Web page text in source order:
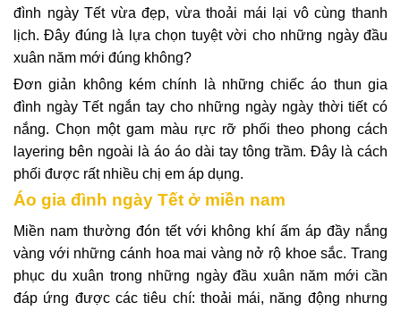
đình ngày Tết vừa đẹp, vừa thoải mái lại vô cùng thanh
lịch. Đây đúng là lựa chọn tuyệt vời cho những ngày đầu
xuân năm mới đúng không?
Đơn giản không kém chính là những chiếc áo thun gia
đình ngày Tết ngắn tay cho những ngày ngày thời tiết có
nắng. Chọn một gam màu rực rỡ phối theo phong cách
layering bên ngoài là áo áo dài tay tông trầm. Đây là cách
phối được rất nhiều chị em áp dụng.
Áo gia đình ngày Tết ở miền nam
Miền nam thường đón tết với không khí ấm áp đầy nắng
vàng với những cánh hoa mai vàng nở rộ khoe sắc. Trang
phục du xuân trong những ngày đầu xuân năm mới cần
đáp ứng được các tiêu chí: thoải mái, năng động nhưng